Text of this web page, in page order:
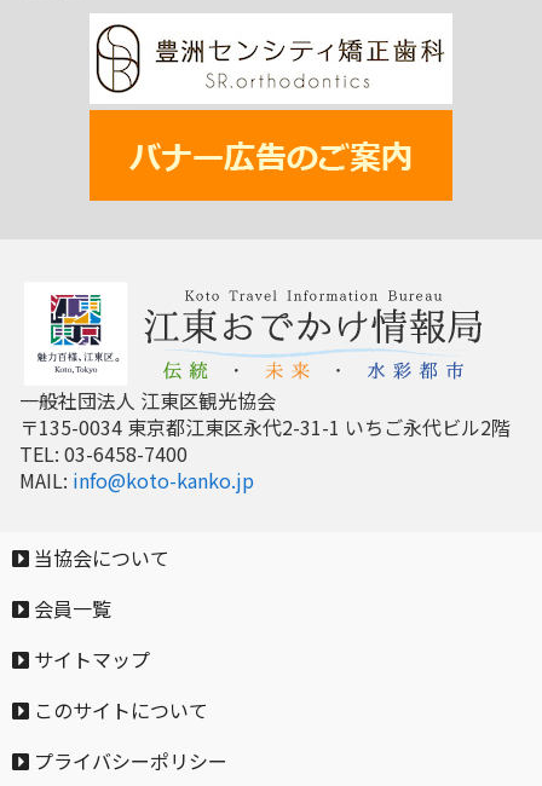
一般社団法人 江東区観光協会
〒135-0034 東京都江東区永代2-31-1 いちご永代ビル2階
TEL: 03-6458-7400
MAIL: info@koto-kanko.jp
当協会について
会員一覧
サイトマップ
このサイトについて
プライバシーポリシー